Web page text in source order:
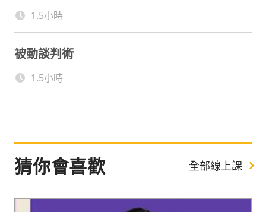
1.5小時
被動談判術
1.5小時
猜你會喜歡 全部線上課